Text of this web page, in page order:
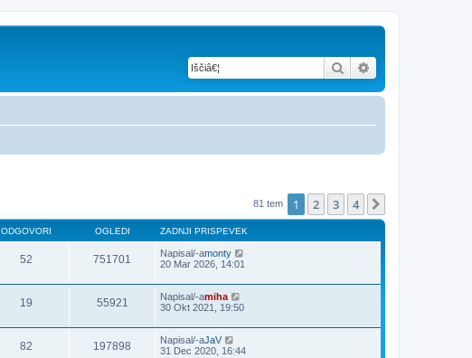
Iskanje
81 tem 1 2 3 4
ODGOVORI OGLEDI ZADNJI PRISPEVEK
52 751701 Napisal/-amonty
20 Mar 2026, 14:01
19 55921 Napisal/-amiha
30 Okt 2021, 19:50
82 197898 Napisal/-aJaV
31 Dec 2020, 16:44